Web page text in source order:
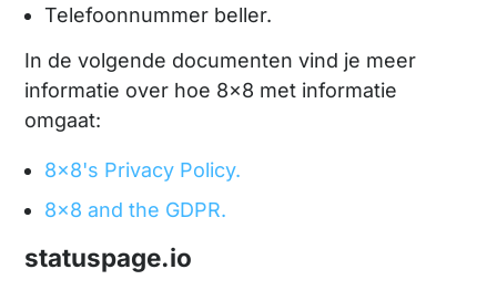
Telefoonnummer beller.
In de volgende documenten vind je meer
informatie over hoe 8x8 met informatie
omgaat:
8x8's Privacy Policy.
8x8 and the GDPR.
statuspage.io